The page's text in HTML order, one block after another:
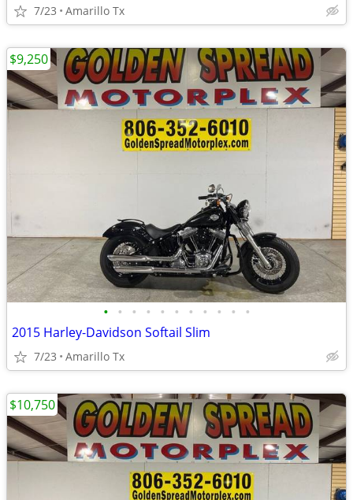
7/23 Amarillo Tx
• • • • • • • • • • •
2015 Harley-Davidson Softail Slim
7/23 Amarillo Tx
$9,250
$10,750